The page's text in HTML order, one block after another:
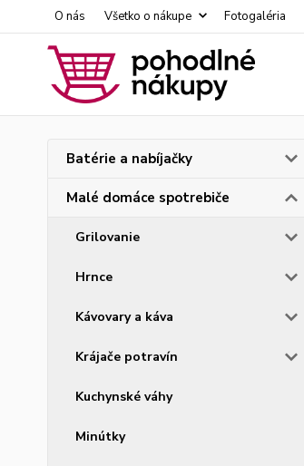
O nás Všetko o nákupe Fotogaléria
Batérie a nabíjačky
Malé domáce spotrebiče
Grilovanie
Hrnce
Kávovary a káva
Krájače potravín
Kuchynské váhy
Minútky